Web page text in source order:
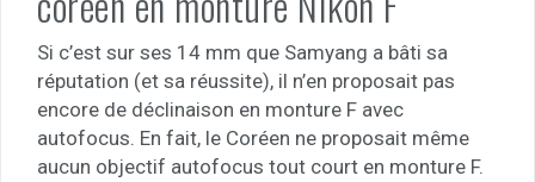
Si c’est sur ses 14 mm que Samyang a bâti sa
réputation (et sa réussite), il n’en proposait pas
encore de déclinaison en monture F avec
autofocus. En fait, le Coréen ne proposait même
aucun objectif autofocus tout court en monture F.